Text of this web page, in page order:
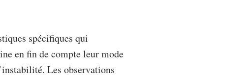
spécifiques qui
en fin de compte leur mode
Les observations